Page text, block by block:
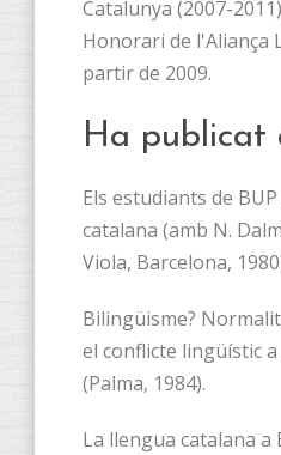
Catalunya (2007-
Honorari de l'Aliança
partir de 2009.
Ha publicat
Els estudiants de
catalana (amb N.
Viola, Barcelona,
Bilingüisme?
el conflicte lingüístic a
(Palma, 1984).
La llengua catalana a